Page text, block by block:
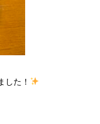
した！